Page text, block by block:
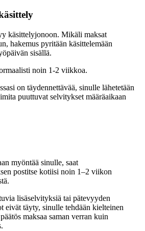
käsittelyjonoon. Mikäli maksat
hakemus pyritään käsittelemään
sisällä.
noin 1-2 viikkoa.
on täydennettävää, sinulle lähetetään
puuttuvat selvitykset määräaikaan
myöntää sinulle, saat
postitse kotiisi noin 1–2 viikon
lisäselvityksiä tai pätevyyden
eivät täyty, sinulle tehdään kielteinen
maksaa saman verran kuin